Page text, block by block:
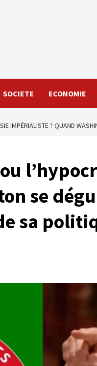
SOCIETE ECONOMIE
IMPÉRIALISTE ? QUAND
se
sa